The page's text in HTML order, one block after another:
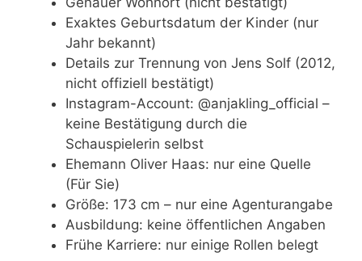
Exaktes Geburtsdatum der Kinder (nur
Jahr bekannt)
Details zur Trennung von Jens Solf (2012,
nicht offiziell bestätigt)
Instagram-Account: @anjakling_official –
keine Bestätigung durch die
Schauspielerin selbst
Ehemann Oliver Haas: nur eine Quelle
(Für Sie)
Größe: 173 cm – nur eine Agenturangabe
Ausbildung: keine öffentlichen Angaben
Frühe Karriere: nur einige Rollen belegt